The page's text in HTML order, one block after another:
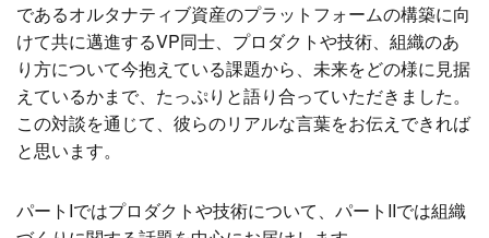
であるオルタナティブ資産のプラットフォームの構築に向
けて共に邁進するVP同士、プロダクトや技術、組織のあ
り方について今抱えている課題から、未来をどの様に見据
えているかまで、たっぷりと語り合っていただきました。
この対談を通じて、彼らのリアルな言葉をお伝えできれば
と思います。
パートIではプロダクトや技術について、パートIIでは組織